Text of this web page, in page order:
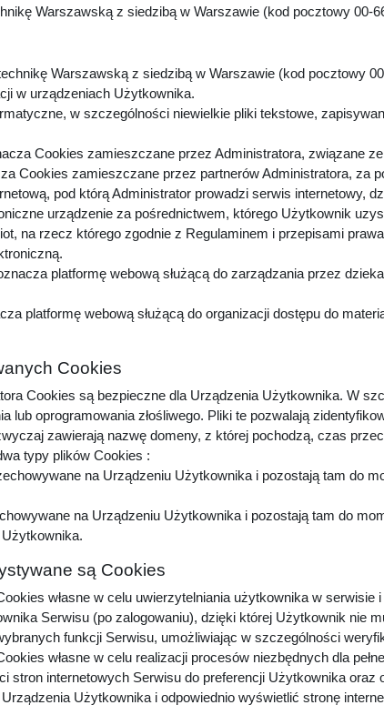
Warszawską z siedzibą w Warszawie (kod pocztowy 00-
Warszawską z siedzibą w Warszawie (kod pocztowy
w urządzeniach Użytkownika.
w szczególności niewielkie pliki tekstowe,
Cookies zamieszczane przez Administratora, związane
Cookies zamieszczane przez partnerów Administratora, za
pod którą Administrator prowadzi serwis internetowy,
urządzenie za pośrednictwem, którego Użytkownik
na rzecz którego zgodnie z Regulaminem i przepisami
platformę webową służącą do zarządzania przez
platformę webową służącą do organizacji dostępu do
Cookies
Cookies są bezpieczne dla Urządzenia Użytkownika. W
lub oprogramowania złośliwego. Pliki te pozwalają
zawierają nazwę domeny, z której pochodzą, czas
typy plików Cookies :
na Urządzeniu Użytkownika i pozostają tam do
na Urządzeniu Użytkownika i pozostają tam do
są Cookies
własne w celu uwierzytelniania użytkownika w
Serwisu (po zalogowaniu), dzięki której Użytkownik nie
funkcji Serwisu, umożliwiając w szczególności
własne w celu realizacji procesów niezbędnych dla
stron internetowych Serwisu do preferencji Użytkownika
Użytkownika i odpowiednio wyświetlić stronę